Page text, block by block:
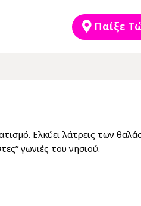
Παίξε
Ελκύει λάτρεις των
γωνιές του νησιού.